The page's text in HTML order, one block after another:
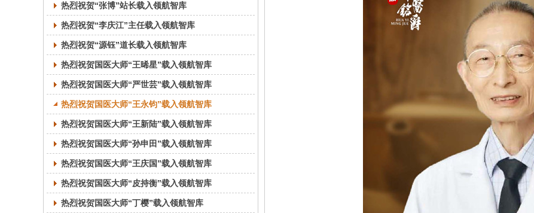
热烈祝贺“张博”站长载入领航智库
热烈祝贺“李庆江”主任载入领航智库
热烈祝贺“源钰”道长载入领航智库
热烈祝贺国医大师“王晞星”载入领航智库
热烈祝贺国医大师“严世芸”载入领航智库
热烈祝贺国医大师“王永钧”载入领航智库
热烈祝贺国医大师“王新陆”载入领航智库
热烈祝贺国医大师“孙申田”载入领航智库
热烈祝贺国医大师“王庆国”载入领航智库
热烈祝贺国医大师“皮持衡”载入领航智库
热烈祝贺国医大师“丁樱”载入领航智库